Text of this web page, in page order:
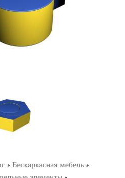
» Бескаркасная мебель »